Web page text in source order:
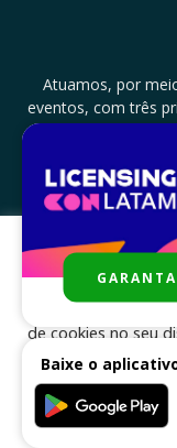
Atuamos, por
eventos, com três
licenciamento e
documentar,
CONTATO:
Para melhor
cookies, de acordo
clicar em “aceito”,
de cookies no seu
ACEITAR
Baixe o